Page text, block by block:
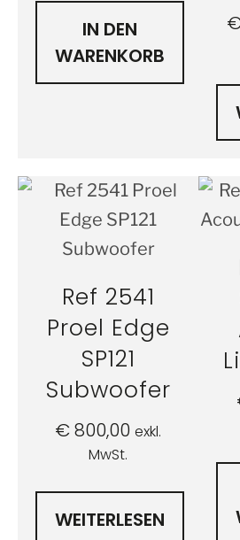
IN DEN
WARENKORB
Ref 2541
Proel Edge
SP121
Subwoofer
€800,00 exkl.
MwSt.
WEITERLESEN